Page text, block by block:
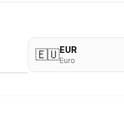
🇪🇺EUR
Euro